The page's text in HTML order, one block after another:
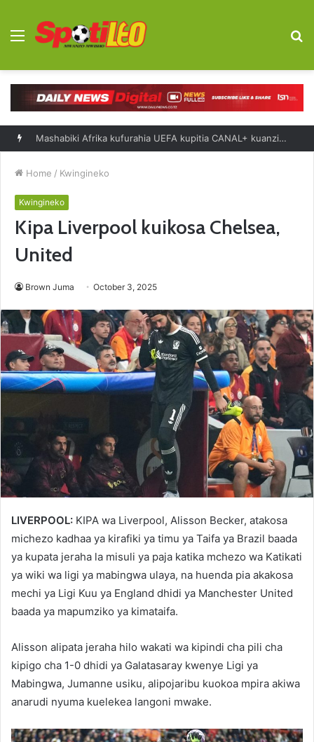
Menu
Saliboko: Bendera ya Taifa ilinipa nguvu Scotland
Home / Kwingineko
Kwingineko
Kipa Liverpool kuikosa Chelsea,
United
Brown Juma October 3, 2025
LIVERPOOL: KIPA wa Liverpool, Alisson Becker, atakosa
michezo kadhaa ya kirafiki ya timu ya Taifa ya Brazil baada
ya kupata jeraha la misuli ya paja katika mchezo wa Katikati
ya wiki wa ligi ya mabingwa ulaya, na huenda pia akakosa
mechi ya Ligi Kuu ya England dhidi ya Manchester United
baada ya mapumziko ya kimataifa.
Alisson alipata jeraha hilo wakati wa kipindi cha pili cha
kipigo cha 1-0 dhidi ya Galatasaray kwenye Ligi ya
Mabingwa, Jumanne usiku, alipojaribu kuokoa mpira akiwa
anarudi nyuma kuelekea langoni mwake.